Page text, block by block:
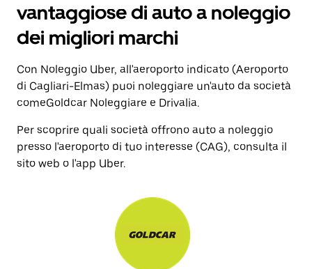
vantaggiose di auto a noleggio
dei migliori marchi
Con Noleggio Uber, all'aeroporto indicato (Aeroporto
di Cagliari-Elmas) puoi noleggiare un'auto da società
comeGoldcar Noleggiare e Drivalia.
Per scoprire quali società offrono auto a noleggio
presso l'aeroporto di tuo interesse (CAG), consulta il
sito web o l'app Uber.